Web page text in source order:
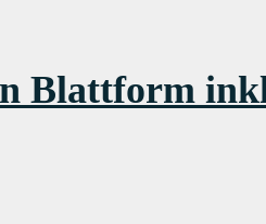
Blattform